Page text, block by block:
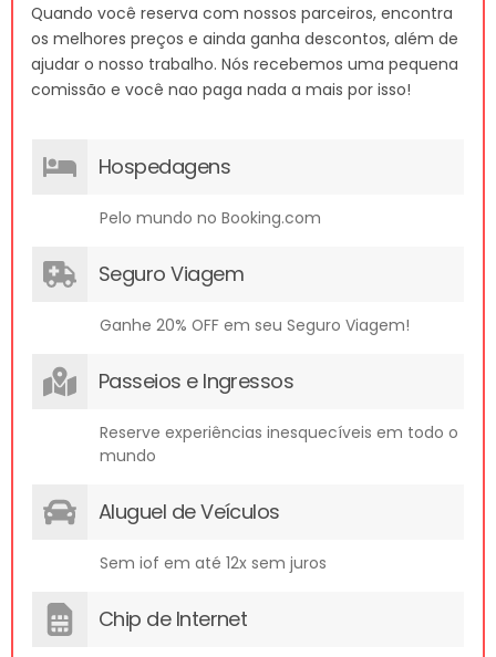
Quando você reserva com nossos parceiros, encontra
os melhores preços e ainda ganha descontos, além de
ajudar o nosso trabalho. Nós recebemos uma pequena
comissão e você nao paga nada a mais por isso!
Hospedagens
Pelo mundo no Booking.com
Seguro Viagem
Ganhe 20% OFF em seu Seguro Viagem!
Passeios e Ingressos
Reserve experiências inesquecíveis em todo o
mundo
Aluguel de Veículos
Sem iof em até 12x sem juros
Chip de Internet